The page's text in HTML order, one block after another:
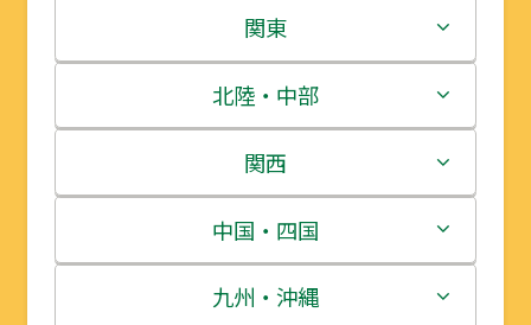
北海道
青森県
岩手県
宮城県
秋田県
関東
茨城県
栃木県
群馬県
埼玉県
北陸・中部
新潟県
富山県
石川県
関西
三重県
滋賀県
中国・四国
鳥取県
九州・沖縄